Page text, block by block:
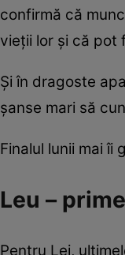
confirmă că
vieții lor și că pot
Și în dragoste
șanse mari să
Finalul lunii mai îi
Leu –
Pentru Lei,